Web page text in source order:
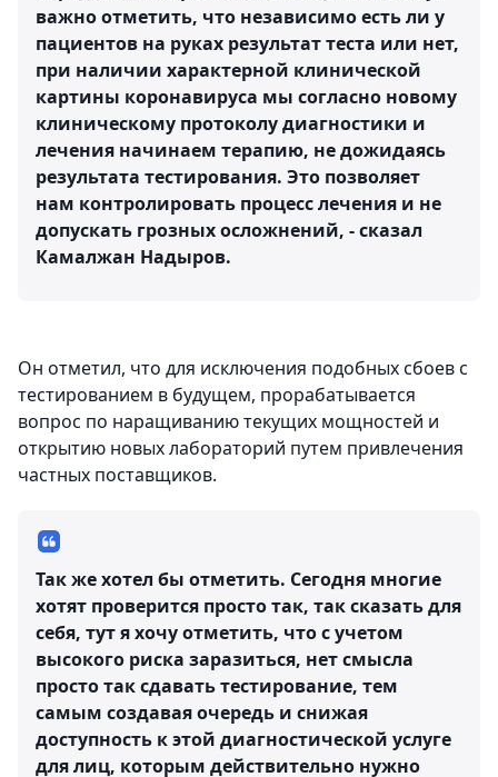
важно отметить, что независимо есть ли у
пациентов на руках результат теста или нет,
при наличии характерной клинической
картины коронавируса мы согласно новому
клиническому протоколу диагностики и
лечения начинаем терапию, не дожидаясь
результата тестирования. Это позволяет
нам контролировать процесс лечения и не
допускать грозных осложнений, - сказал
Камалжан Надыров.
Он отметил, что для исключения подобных сбоев с
тестированием в будущем, прорабатывается
вопрос по наращиванию текущих мощностей и
открытию новых лабораторий путем привлечения
частных поставщиков.
Так же хотел бы отметить. Сегодня многие
хотят проверится просто так, так сказать для
себя, тут я хочу отметить, что с учетом
высокого риска заразиться, нет смысла
просто так сдавать тестирование, тем
самым создавая очередь и снижая
доступность к этой диагностической услуге
для лиц, которым действительно нужно